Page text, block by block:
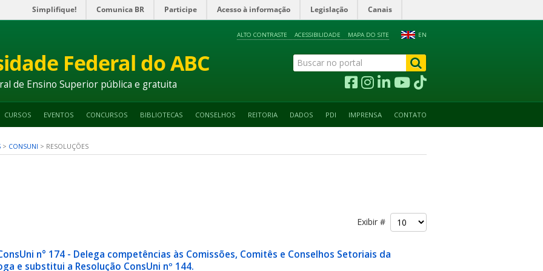
Simplifique! Comunica BR Participe Acesso à informação Legislação Canais
EN
ALTO CONTRASTE ACESSIBILIDADE MAPA DO SITE
Federal do ABC
de Ensino Superior pública e gratuita
CURSOS EVENTOS CONCURSOS BIBLIOTECAS CONSELHOS REITORIA DADOS PDI IMPRENSA CONTATO
> CONSUNI > RESOLUÇÕES
Exibir #
n° 174 - Delega competências às Comissões, Comitês e Conselhos Setoriais da
e substitui a Resolução ConsUni nº 144.